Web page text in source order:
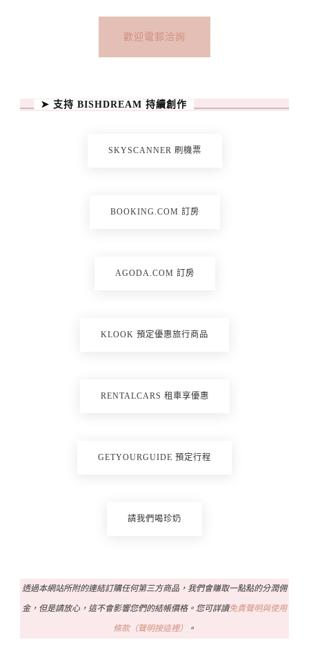
歡迎電郵洽詢
➤ 支持 BISHDREAM 持續創作
SKYSCANNER 刷機票
BOOKING.COM 訂房
AGODA.COM 訂房
KLOOK 預定優惠旅行商品
RENTALCARS 租車享優惠
GETYOURGUIDE 預定行程
請我們喝珍奶
透過本網站所附的連結訂購任何第三方商品，我們會賺取一點點的分潤佣
金，但是請放心，這不會影響您們的結帳價格。您可詳讀免責聲明與使用
條款（聲明按這裡） 。